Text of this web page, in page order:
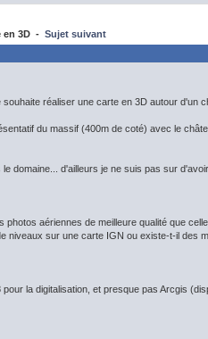
en 3D - Sujet suivant
réaliser une carte en 3D autour d'un
du massif (400m de coté) avec le
domaine... d'ailleurs je ne suis pas sur
aériennes de meilleure qualité que
niveaux sur une carte IGN ou existe-t-il des
la digitalisation, et presque pas Arcgis